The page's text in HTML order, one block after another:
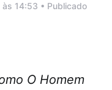
14:53 • Publicado
O Homem